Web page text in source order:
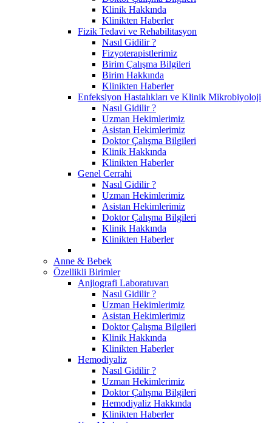
Klinik Hakkında
Klinikten Haberler
Fizik Tedavi ve Rehabilitasyon
Nasıl Gidilir ?
Fizyoterapistlerimiz
Birim Çalışma Bilgileri
Birim Hakkında
Klinikten Haberler
Enfeksiyon Hastalıkları ve Klinik Mikrobiyoloji
Nasıl Gidilir ?
Uzman Hekimlerimiz
Asistan Hekimlerimiz
Doktor Çalışma Bilgileri
Klinik Hakkında
Klinikten Haberler
Genel Cerrahi
Nasıl Gidilir ?
Uzman Hekimlerimiz
Asistan Hekimlerimiz
Doktor Çalışma Bilgileri
Klinik Hakkında
Klinikten Haberler
Anne & Bebek
Özellikli Birimler
Anjiografi Laboratuvarı
Nasıl Gidilir ?
Uzman Hekimlerimiz
Asistan Hekimlerimiz
Doktor Çalışma Bilgileri
Klinik Hakkında
Klinikten Haberler
Hemodiyaliz
Nasıl Gidilir ?
Uzman Hekimlerimiz
Doktor Çalışma Bilgileri
Hemodiyaliz Hakkında
Klinikten Haberler